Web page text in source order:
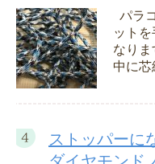
パラ
ット
なり
中に芯
ストッパーに